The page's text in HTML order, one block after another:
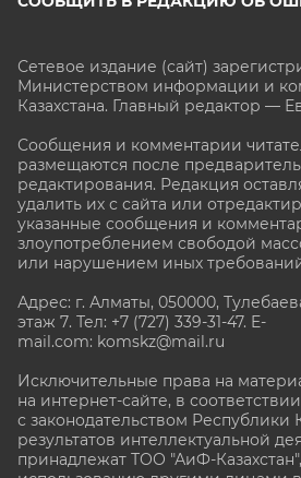
Сетевое издание (сайт)
Министерством информации и
Казахстана. Главный редактор —
Сообщения и комментарии
размещаются после
редактирования. Редакция
удалить их с сайта или
указанные сообщения и
злоупотреблением свободой
или нарушением иных
Адрес: г. Алматы, 050000,
этаж 7. Тел: +7 (727) 339-31-47. E-
mail.com: komskz@mail.ru
Исключительные права на
на интернет-сайте, в соответствии
с законодательством Республики
результатов интеллектуальной
принадлежат ТОО "АиФ-